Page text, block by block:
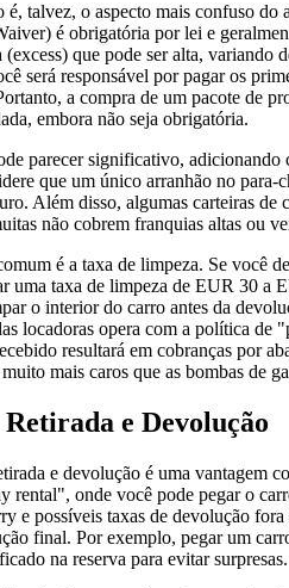
é, talvez, o aspecto mais confuso
é obrigatória por lei e
(excess) que pode ser alta,
será responsável por pagar os
a compra de um pacote de
embora não seja obrigatória.
parecer significativo,
que um único arranhão no
Além disso, algumas carteiras
não cobrem franquias altas ou
é a taxa de limpeza. Se você
uma taxa de limpeza de EUR 30 a
o interior do carro antes da
locadoras opera com a política
resultará em cobranças por
mais caros que as bombas de
e Devolução
e devolução é uma vantagem
rental", onde você pode pegar o
e possíveis taxas de devolução
final. Por exemplo, pegar um
na reserva para evitar surpresas.